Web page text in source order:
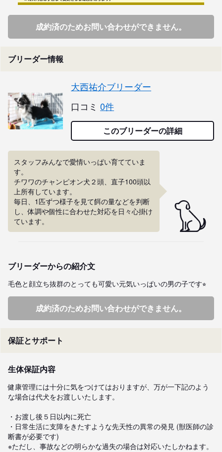
成約済のためお問い合わせができません。
ブリーダー情報
大西祐介ブリーダー
口コミ 0件
このブリーダーの詳細
スタッフみんなで愛情いっぱい育てていま
す。
チワワのチャンピオン犬２頭、直子100頭以
上所有しています。
毎日、1匹ずつ様子を見て餌の量などを判断
し、体調や個性に合わせた対応を日々心掛け
ています。
ブリーダーからの紹介文
毛色と顔立ち抜群のとっても可愛い元気いっぱいの男の子です⭐︎
成約済のためお問い合わせができません。
保証とサポート
生体保証内容
健康管理には十分に気をつけてはおりますが、万が一下記のよう
な場合は代犬をお渡しいたします。
・お渡し後５日以内に死亡
・日常生活に支障をきたすような先天性の異常の発見 (獣医師の診
断書が必要です)
※ただし、事故などの明らかな過失の場合は対応いたしかねます。